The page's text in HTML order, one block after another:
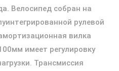
Велосипед собран на
рулевой
вилка
имеет регулировку
Трансмиссия